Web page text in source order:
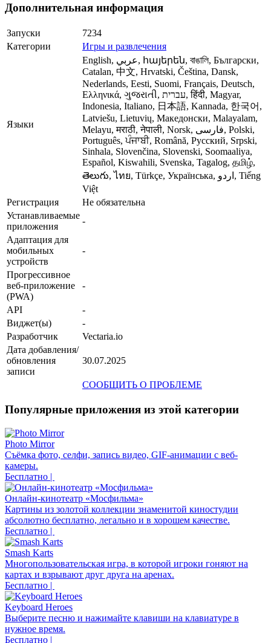
Дополнительная информация
Запуски
7234
Категории
Игры и развлечения
Языки
English, عربي, հայերեն, বাঙালি, Български,
Catalan, 中文, Hrvatski, Čeština, Dansk,
Nederlands, Eesti, Suomi, Français, Deutsch,
Ελληνικά, ગુજરાતી, עברית, हिंदी, Magyar,
Indonesia, Italiano, 日本語, Kannada, 한국어,
Latviešu, Lietuvių, Македонски, Malayalam,
Melayu, मराठी, नेपाली, Norsk, فارسی, Polski,
Português, ਪੰਜਾਬੀ, Română, Русский, Srpski,
Sinhala, Slovenčina, Slovenski, Soomaaliya,
Español, Kiswahili, Svenska, Tagalog, தமிழ்,
తెలుగు, ไทย, Türkçe, Українська, اردو, Tiếng
Việt
Регистрация
Не обязательна
Устанавливаемые
приложения
-
Адаптация для
мобильных
устройств
-
Прогрессивное
веб-приложение
(PWA)
-
API
-
Виджет(ы)
-
Разработчик
Vectaria.io
Дата добавления/
обновления
записи
30.07.2025
СООБЩИТЬ О ПРОБЛЕМЕ
Популярные приложения из этой категории
Photo Mirror
Съёмка фото, селфи, запись видео, GIF-анимации с веб-
камеры.
Бесплатно |
Онлайн-кинотеатр «Мосфильма»
Картины из золотой коллекции знаменитой киностудии
абсолютно бесплатно, легально и в хорошем качестве.
Бесплатно |
Smash Karts
Многопользовательская игра, в которой игроки гоняют на
картах и взрывают друг друга на аренах.
Бесплатно |
Keyboard Heroes
Выберите песню и нажимайте клавиши на клавиатуре в
нужное время.
Бесплатно |